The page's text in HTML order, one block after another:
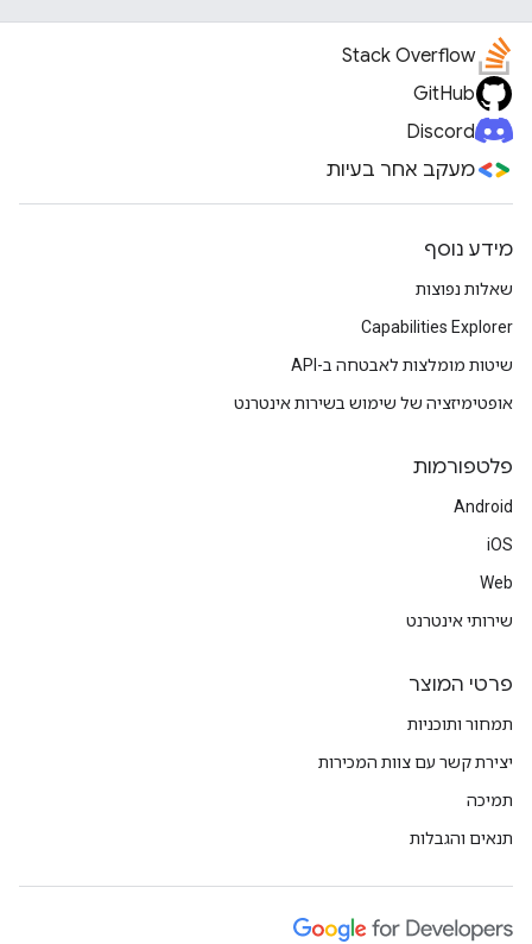
Stack Overflow
GitHub
Discord
מעקב אחר בעיות
מידע נוסף
שאלות נפוצות
Capabilities Explorer
שיטות מומלצות לאבטחה ב-API
אופטימיזציה של שימוש בשירות אינטרנט
פלטפורמות
Android
iOS
Web
שירותי אינטרנט
פרטי המוצר
תמחור ותוכניות
יצירת קשר עם צוות המכירות
תמיכה
תנאים והגבלות